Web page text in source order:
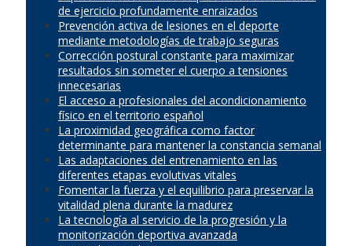
de ejercicio profundamente enraizados
Prevención activa de lesiones en el deporte
mediante metodologías de trabajo seguras
Corrección postural constante para maximizar
resultados sin someter el cuerpo a tensiones
innecesarias
El acceso a profesionales del acondicionamiento
físico en el territorio español
La proximidad geográfica como factor
determinante para mantener la constancia semanal
Las adaptaciones del entrenamiento en las
diferentes etapas evolutivas vitales
Fomentar la fuerza y el equilibrio para preservar la
vitalidad plena durante la madurez
La tecnología al servicio de la progresión y la
monitorización deportiva avanzada